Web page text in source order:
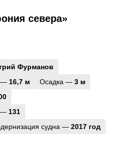
севера»
Фурманов
— 16,7 м Осадка — 3 м
— 131
судна — 2017 год